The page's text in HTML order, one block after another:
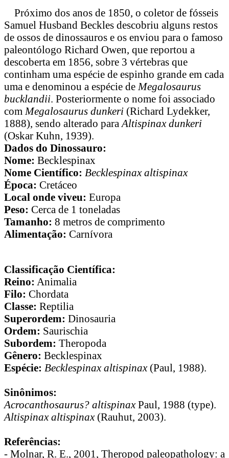
Próximo dos anos de 1850, o coletor de fósseis
Samuel Husband Beckles descobriu alguns restos
de ossos de dinossauros e os enviou para o famoso
paleontólogo Richard Owen, que reportou a
descoberta em 1856, sobre 3 vértebras que
continham uma espécie de espinho grande em cada
uma e denominou a espécie de Megalosaurus
bucklandii. Posteriormente o nome foi associado
com Megalosaurus dunkeri (Richard Lydekker,
1888), sendo alterado para Altispinax dunkeri
(Oskar Kuhn, 1939).
Dados do Dinossauro:
Nome: Becklespinax
Nome Científico: Becklespinax altispinax
Época: Cretáceo
Local onde viveu: Europa
Peso: Cerca de 1 toneladas
Tamanho: 8 metros de comprimento
Alimentação: Carnívora
Classificação Científica:
Reino: Animalia
Filo: Chordata
Classe: Reptilia
Superordem: Dinosauria
Ordem: Saurischia
Subordem: Theropoda
Gênero: Becklespinax
Espécie: Becklespinax altispinax (Paul, 1988).
Sinônimos:
Acrocanthosaurus? altispinax Paul, 1988 (type).
Altispinax altispinax (Rauhut, 2003).
Referências:
- Molnar, R. E., 2001, Theropod paleopathology: a